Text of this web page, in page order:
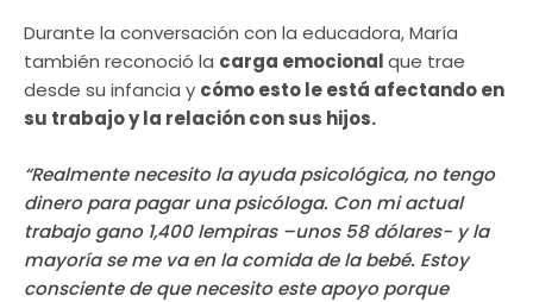
Durante la conversación con la educadora, María
también reconoció la carga emocionalque trae
desde su infancia y cómo esto le está afectando en
su trabajo y la relación con sus hijos.
“Realmente necesito la ayuda psicológica, no tengo
dinero para pagar una psicóloga. Con mi actual
trabajo gano 1,400 lempiras –unos 58 dólares- y la
mayoría se me va en la comida de la bebé. Estoy
consciente de que necesito este apoyo porque